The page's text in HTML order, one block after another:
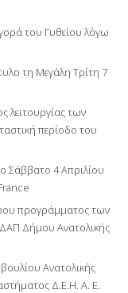
του Γυθείου λόγω
τη Μεγάλη Τρίτη 7
των
περίοδο του
Σάββατο 4 Απριλίου
προγράμματος των
Δήμου Ανατολικής
Ανατολικής
Δ.Ε.Η. Α. Ε.